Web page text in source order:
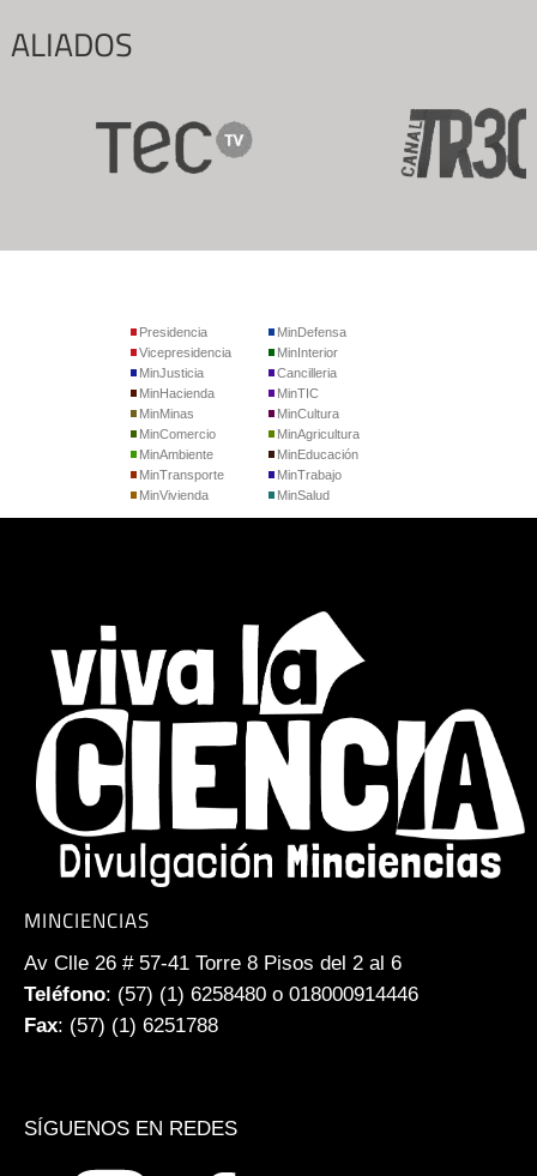
ALIADOS
Presidencia
Vicepresidencia
MinJusticia
MinDefensa
MinInterior
Cancilleria
MinHacienda
MinMinas
MinComercio
MinTIC
MinCultura
MinAgricultura
MinAmbiente
MinTransporte
MinVivienda
MinEducación
MinTrabajo
MinSalud
MINCIENCIAS
Av Clle 26 # 57-41 Torre 8 Pisos del 2 al 6
Teléfono: (57) (1) 6258480 o 018000914446
Fax: (57) (1) 6251788
SÍGUENOS EN REDES